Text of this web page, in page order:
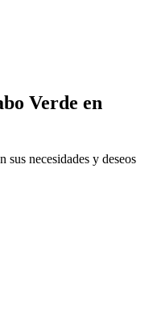
Verde en
sus necesidades y deseos